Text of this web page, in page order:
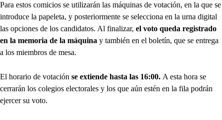
Para estos comicios se utilizarán las máquinas de votación, en la que se
introduce la papeleta, y posteriormente se selecciona en la urna digital
las opciones de los candidatos. Al finalizar, el voto queda registrado
en la memoria de la máquina y también en el boletín, que se entrega
a los miembros de mesa.
El horario de votación se extiende hasta las 16:00. A esta hora se
cerrarán los colegios electorales y los que aún estén en la fila podrán
ejercer su voto.